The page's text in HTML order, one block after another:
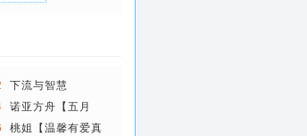
下流与智慧
诺亚方舟【五月
天】
桃姐【温馨有爱真